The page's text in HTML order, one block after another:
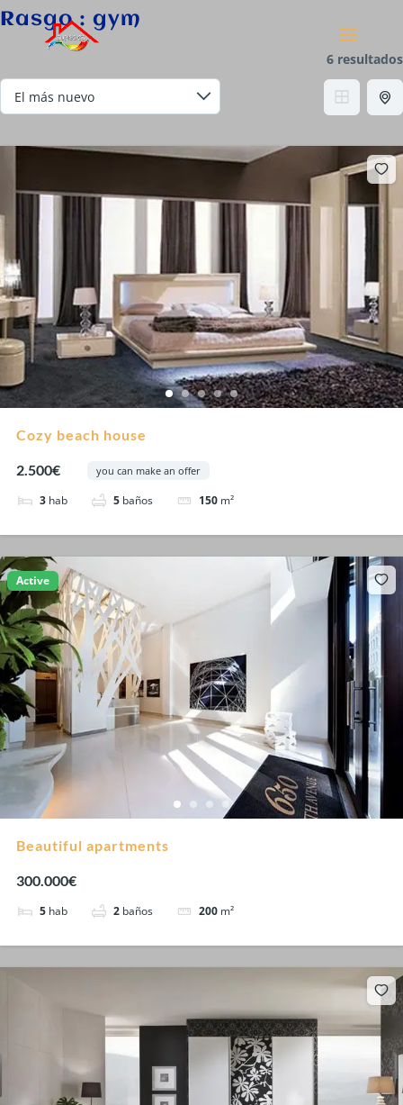
Rasgo : gym
6 resultados
Cozy beach house
2.500€ you can make an offer
3 hab 5 baños 150 m²
Active
Beautiful apartments
300.000€
5 hab 2 baños 200 m²